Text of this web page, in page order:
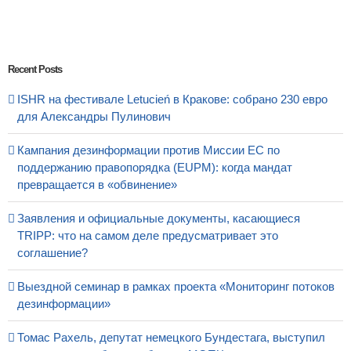
Recent Posts
ISHR на фестивале Letucień в Кракове: собрано 230 евро
для Александры Пулинович
Кампания дезинформации против Миссии ЕС по
поддержанию правопорядка (EUPM): когда мандат
превращается в «обвинение»
Заявления и официальные документы, касающиеся
TRIPP: что на самом деле предусматривает это
соглашение?
Выездной семинар в рамках проекта «Мониторинг потоков
дезинформации»
Томас Рахель, депутат немецкого Бундестага, выступил